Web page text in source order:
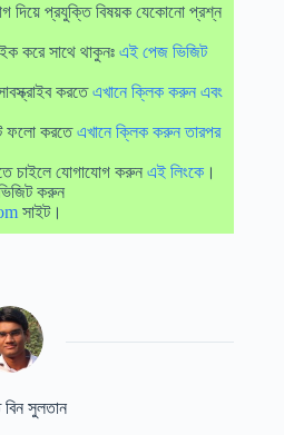
দিয়ে প্রযুক্তি বিষয়ক যেকোনো প্রশ্ন
করে সাথে থাকুনঃ এই পেজ ভিজিট
করতেএখানে ক্লিক করুন এবং
ফলো করতেএখানে ক্লিক করুন তারপর
চাইলে যোগাযোগ করুন এই লিংকে ।
করুন
সাইট।
সুলতান